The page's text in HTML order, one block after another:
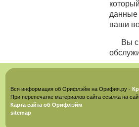
данные
ваши
Вы
Вся информация об Орифлэйм на Орифия.ру -
При перепечатке материалов сайта ссылка на
Карта сайта об Орифлэйм
sitemap